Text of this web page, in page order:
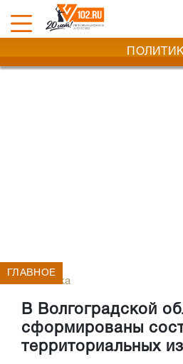
Политика
В Волгоградской
сформированы
территориальных
ГЛАВНОЕ